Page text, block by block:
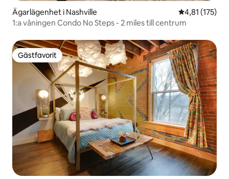
Ägarlägenhet i Nashville 4,81 av 5 i
4,81 (175)
1:a våningen Condo No Steps - 2 miles till centrum
Gästfavorit
Gästfavorit